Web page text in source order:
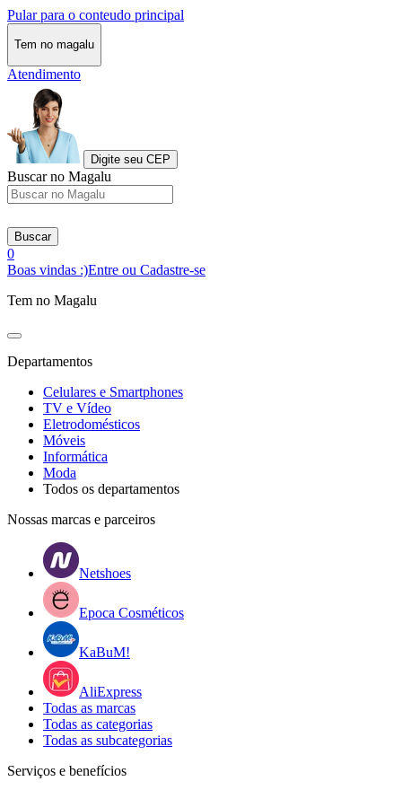
Pular para o conteudo principal
Tem no magalu
Atendimento
Digite seu CEP
Buscar no Magalu
Buscar
0
Boas vindas :)Entre ou Cadastre-se
Tem no Magalu
Departamentos
Celulares e Smartphones
TV e Vídeo
Eletrodomésticos
Móveis
Informática
Moda
Todos os departamentos
Nossas marcas e parceiros
Netshoes
Epoca Cosméticos
KaBuM!
AliExpress
Todas as marcas
Todas as categorias
Todas as subcategorias
Serviços e benefícios